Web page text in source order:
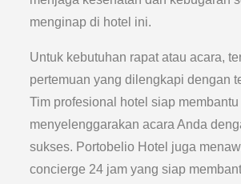
menginap di hotel ini.
Untuk kebutuhan rapat atau acara,
pertemuan yang dilengkapi dengan
Tim profesional hotel siap membantu
menyelenggarakan acara Anda
sukses. Portobelio Hotel juga
concierge 24 jam yang siap